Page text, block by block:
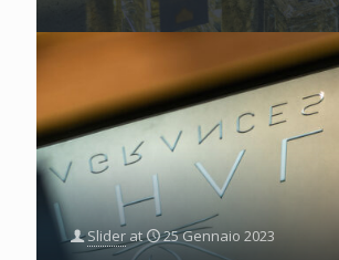
Slider at 25 Gennaio 2023